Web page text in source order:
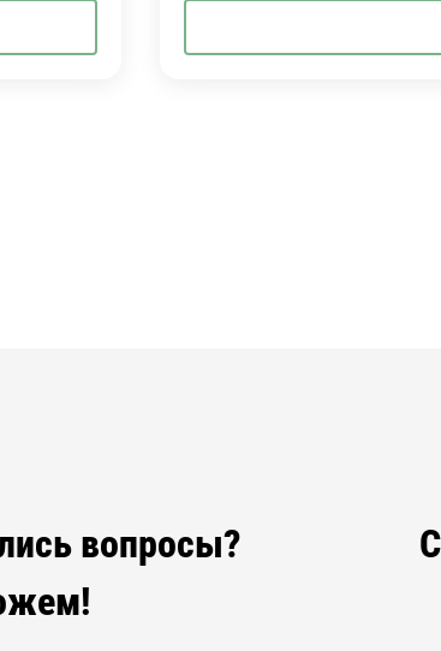
вопросы?